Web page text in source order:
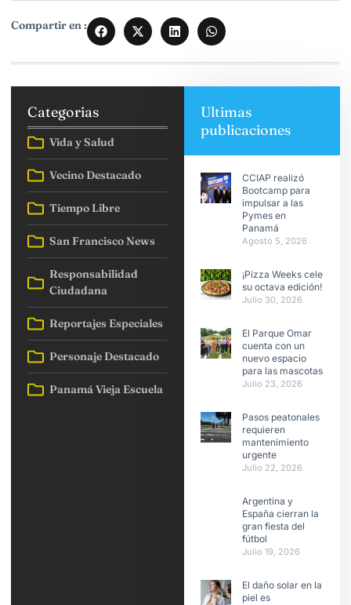
Compartir en :
Categorias
Vida y Salud
Vecino Destacado
Tiempo Libre
San Francisco News
Responsabilidad
Ciudadana
Reportajes Especiales
Personaje Destacado
Panamá Vieja Escuela
Ultimas
publicaciones
CCIAP realizó
Bootcamp para
impulsar a las
Pymes en
Panamá
Agosto 5, 2026
¡Pizza Weeks celebra
su octava edición!
Julio 30, 2026
El Parque Omar
cuenta con un
nuevo espacio
para las mascotas
Julio 23, 2026
Pasos peatonales
requieren
mantenimiento
urgente
Julio 22, 2026
Argentina y
España cierran la
gran fiesta del
fútbol
Julio 19, 2026
El daño solar en la
piel es